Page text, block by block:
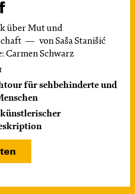
über Mut und
von Saša Stanišić
Carmen Schwarz
für sehbehinderte und